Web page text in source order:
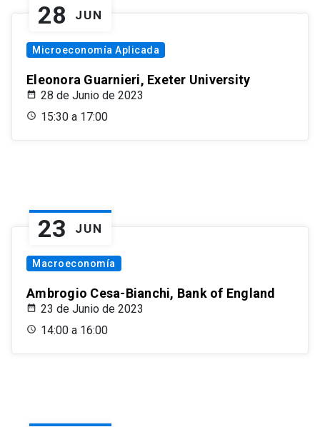
28 JUN
Microeconomía Aplicada
Eleonora Guarnieri, Exeter University
28 de Junio de 2023
15:30 a 17:00
23 JUN
Macroeconomía
Ambrogio Cesa-Bianchi, Bank of England
23 de Junio de 2023
14:00 a 16:00